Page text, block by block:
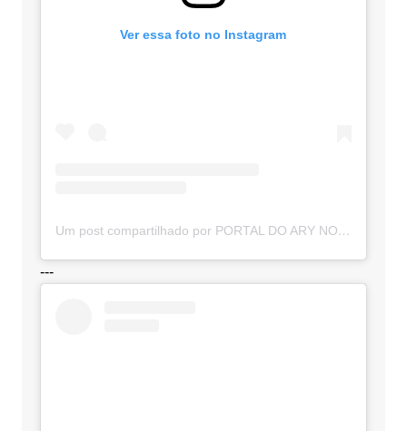
Ver essa foto no Instagram
Um post compartilhado por PORTAL DO ARY NOTÍCIAS (@portaldoarynoticias)
---